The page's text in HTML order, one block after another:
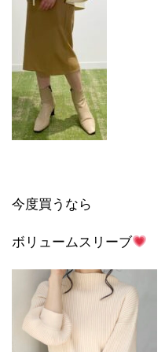
今度買うなら
ボリュームスリーブ